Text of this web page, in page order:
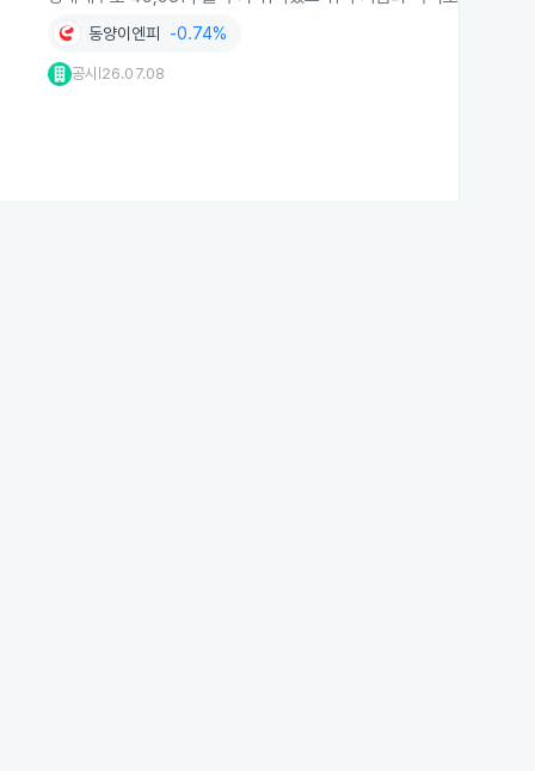
동양이엔피 -0.74%
공시 26.07.08